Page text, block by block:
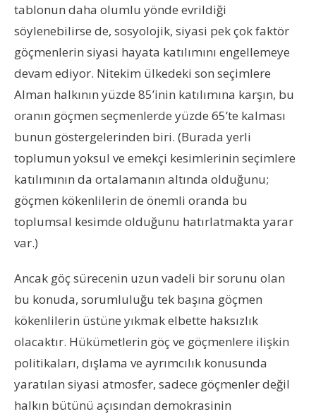
tablonun daha olumlu yönde evrildiği
söylenebilirse de, sosyolojik, siyasi pek çok faktör
göçmenlerin siyasi hayata katılımını engellemeye
devam ediyor. Nitekim ülkedeki son seçimlere
Alman halkının yüzde 85’inin katılımına karşın, bu
oranın göçmen seçmenlerde yüzde 65’te kalması
bunun göstergelerinden biri. (Burada yerli
toplumun yoksul ve emekçi kesimlerinin seçimlere
katılımının da ortalamanın altında olduğunu;
göçmen kökenlilerin de önemli oranda bu
toplumsal kesimde olduğunu hatırlatmakta yarar
var.)
Ancak göç sürecenin uzun vadeli bir sorunu olan
bu konuda, sorumluluğu tek başına göçmen
kökenlilerin üstüne yıkmak elbette haksızlık
olacaktır. Hükümetlerin göç ve göçmenlere ilişkin
politikaları, dışlama ve ayrımcılık konusunda
yaratılan siyasi atmosfer, sadece göçmenler değil
halkın bütünü açısından demokrasinin